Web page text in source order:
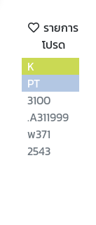
รายการ
โปรด
K
PT
3100
.A311999
พ371
2543